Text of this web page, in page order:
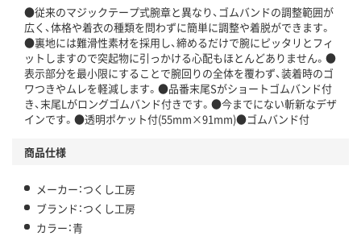
●従来のマジックテープ式腕章と異なり、ゴムバンドの調整範囲が
広く、体格や着衣の種類を問わずに簡単に調整や着脱ができます。
●裏地には難滑性素材を採用し、締めるだけで腕にピッタリとフィ
ットしますので突起物に引っかける心配もほとんどありません。●
表示部分を最小限にすることで腕回りの全体を覆わず、装着時のゴ
ワつきやムレを軽減します。●品番末尾Sがショートゴムバンド付
き、末尾Lがロングゴムバンド付きです。●今までにない斬新なデザ
インです。●透明ポケット付(55mm×91mm)●ゴムバンド付
商品仕様
メーカー：つくし工房
ブランド：つくし工房
カラー：青